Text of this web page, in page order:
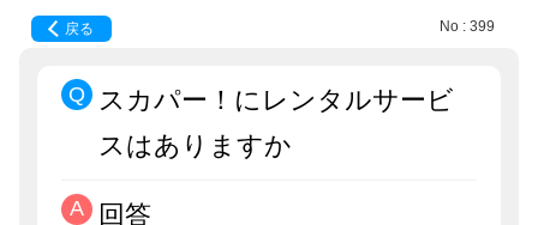
戻る No : 399
スカパー！にレンタルサービ
スはありますか
回答